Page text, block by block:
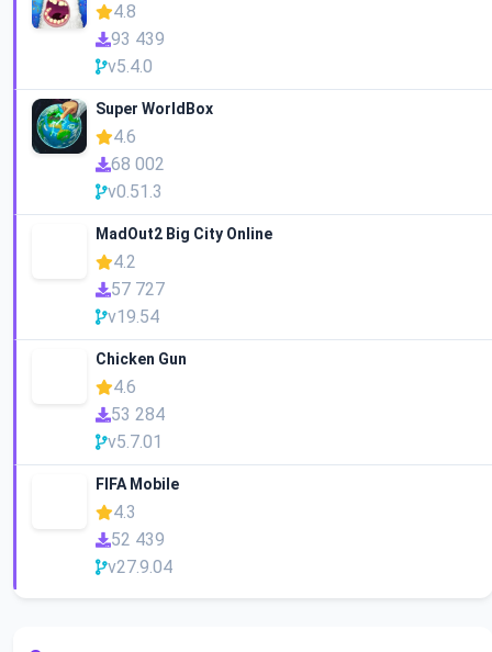
4.8
93 439
v5.4.0
Super WorldBox
4.6
68 002
v0.51.3
MadOut2 Big City Online
4.2
57 727
v19.54
Chicken Gun
4.6
53 284
v5.7.01
FIFA Mobile
4.3
52 439
v27.9.04